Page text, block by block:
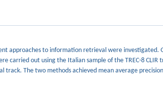
approaches to information retrieval were investigated.
carried out using the Italian sample of the TREC-8 CLIR
track. The two methods achieved mean average